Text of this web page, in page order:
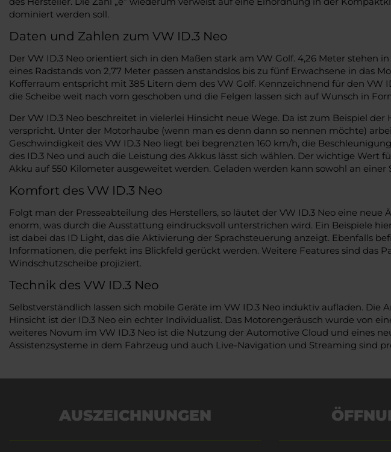
dominiert werden soll.
Daten und Zahlen zum VW ID.3 Neo
Der VW ID.3 Neo orientiert sich in den Maßen stark am VW Golf. 4,26 Meter stehen
eines Radstands von 2,77 Meter passen anstandslos bis zu fünf Erwachsene in das
Kofferraum entspricht mit 385 Litern dem des VW Golf. Kennzeichnend für den
die Scheibe weit nach vorn geschoben und die Felgen lassen sich auf Wunsch in
Der VW ID.3 Neo beschreitet in vielerlei Hinsicht neue Wege. Da ist zum Beispiel
verspricht. Unter der Motorhaube (wenn man es denn dann so nennen möchte)
Geschwindigkeit des VW ID.3 Neo liegt bei begrenzten 160 km/h, die
des ID.3 Neo und auch die Leistung des Akkus lässt sich wählen. Der wichtige
Akku auf 550 Kilometer ausgeweitet werden. Geladen werden kann sowohl an einer
Komfort des VW ID.3 Neo
Folgt man der Presseabteilung des Herstellers, so läutet der VW ID.3 Neo eine
enorm, was durch die Ausstattung eindrucksvoll unterstrichen wird. Ein Beispiele
ist dabei das ID Light, das die Aktivierung der Sprachsteuerung anzeigt. Ebenfalls
Informationen, die perfekt ins Blickfeld gerückt werden. Weitere Features sind das
Windschutzscheibe projiziert.
Technik des VW ID.3 Neo
Selbstverständlich lassen sich mobile Geräte im VW ID.3 Neo induktiv aufladen.
Hinsicht ist der ID.3 Neo ein echter Individualist. Das Motorengeräusch wurde von
weiteres Novum im VW ID.3 Neo ist die Nutzung der Automotive Cloud und eines
Assistenzsysteme in dem Fahrzeug und auch Live-Navigation und Streaming sind
AUSZEICHNUNGEN